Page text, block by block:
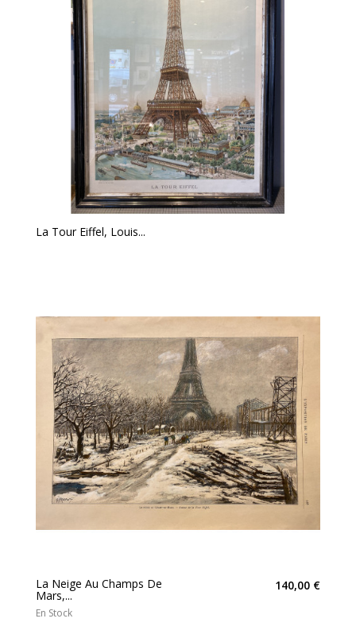
La Tour Eiffel, Louis...
La Neige Au Champs De
Mars,...
140,00 €
En Stock